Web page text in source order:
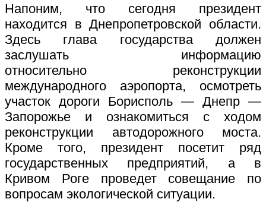
Напоним, что сегодня президент
находится в Днепропетровской области.
Здесь глава государства должен
заслушать информацию
относительно реконструкции
международного аэропорта, осмотреть
участок дороги Борисполь — Днепр —
Запорожье и ознакомиться с ходом
реконструкции автодорожного моста.
Кроме того, президент посетит ряд
государственных предприятий, а в
Кривом Роге проведет совещание по
вопросам экологической ситуации.